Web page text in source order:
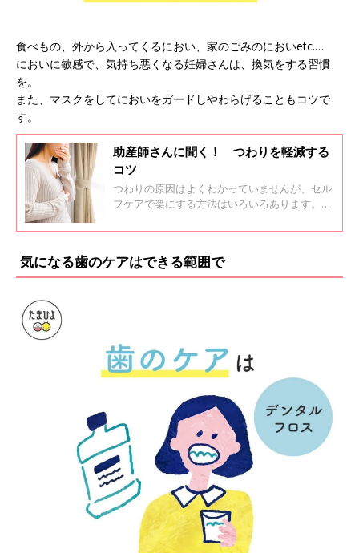
食べもの、外から入ってくるにおい、家のごみのにおいetc.…
においに敏感で、気持ち悪くなる妊婦さんは、換気をする習慣
を。
また、マスクをしてにおいをガードしやわらげることもコツで
す。
助産師さんに聞く！ つわりを軽減する
コツ
つわりの原因はよくわかっていませんが、セル
フケアで楽にする方法はいろいろあります。ポ
にならない」「体を休める」。ストレスをため
愛育病院（神奈川県）の助産師・永島直美さん
に聞きました。
気になる歯のケアはできる範囲で